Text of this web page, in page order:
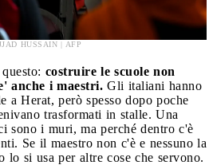
HUSSAIN | AFP
costruire le scuole non
anche i maestri. Gli italiani hanno
a Herat, però spesso dopo poche
trasformati in stalle. Una
sono i muri, ma perché dentro c'è
Se il maestro non c'è e nessuno la
lo si usa per altre cose che servono.